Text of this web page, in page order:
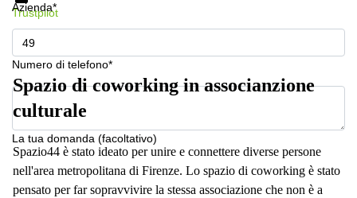
Coworking
in affitto su
Via Cipro,
Brescia
Affitto
Ufficio
Coworking
a Vicenza
Affitto
Centers
a Como
Azienda*
Numero di telefono*
La tua domanda (facoltativo)
Trustpilot
Spazio di coworking in associanzione
culturale
Spazio44 è stato ideato per unire e connettere diverse persone
nell'area metropolitana di Firenze. Lo spazio di coworking è stato
pensato per far sopravvivire la stessa associazione che non è a